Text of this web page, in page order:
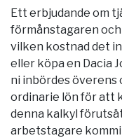
Ett erbjudande om
förmånstagaren
vilken kostnad det
eller köpa en Dacia
ni inbördes överens
ordinarie lön för att
denna kalkyl
arbetstagare